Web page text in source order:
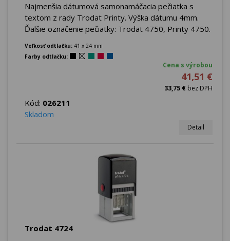
Najmenšia dátumová samonamáčacia pečiatka s
textom z rady Trodat Printy. Výška dátumu 4mm.
Ďalšie označenie pečiatky: Trodat 4750, Printy 4750.
Veľkosť odtlačku: 41 x 24 mm
Farby odtlačku:
Cena s výrobou
41,51 €
33,75 € bez DPH
Kód: 026211
Skladom
Detail
Trodat 4724